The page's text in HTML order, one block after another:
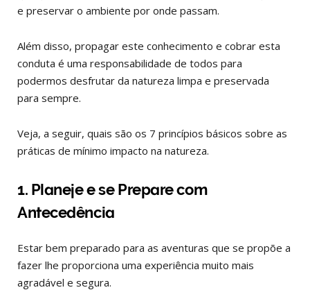
e preservar o ambiente por onde passam.
Além disso, propagar este conhecimento e cobrar esta
conduta é uma responsabilidade de todos para
podermos desfrutar da natureza limpa e preservada
para sempre.
Veja, a seguir, quais são os 7 princípios básicos sobre as
práticas de mínimo impacto na natureza.
1. Planeje e se Prepare com
Antecedência
Estar bem preparado para as aventuras que se propõe a
fazer lhe proporciona uma experiência muito mais
agradável e segura.